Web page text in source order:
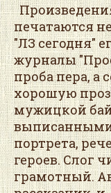
печатаются
"ЛЗ сегодня"
журналы
проба пера, а
хорошую
мужицкой
выписанными
портрета,
героев. Слог
грамотный.